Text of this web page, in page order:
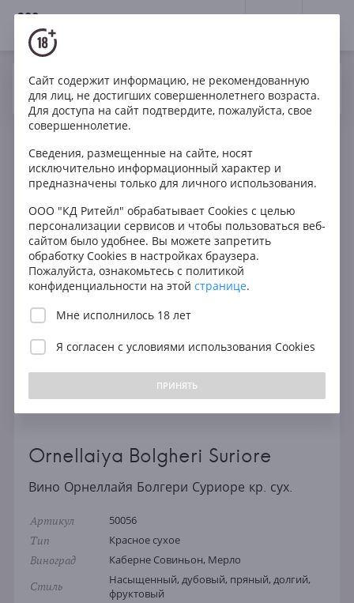
18+
Ваш город Москва ? Да
Вино Красное Сухое
Италия
Ornellaiya Bolgheri Suriore
Ornellaiya Bolgheri Suriore
Вино Орнеллайя Болгери Суриоре кр. сух.
Артикул 50056
Тип Красное сухое
Виноград Каберне Совиньон, Мерло
Стиль
Насыщенный, дубовый, пряный, долгий,
фруктовый
Сайт содержит информацию, не рекомендованную
для лиц, не достигших совершеннолетнего возраста.
Для доступа на сайт подтвердите, пожалуйста, свое
совершеннолетие.
Сведения, размещенные на сайте, носят
исключительно информационный характер и
предназначены только для личного использования.
ООО "КД Ритейл" обрабатывает Cookies с целью
персонализации сервисов и чтобы пользоваться веб-
сайтом было удобнее. Вы можете запретить
обработку Cookies в настройках браузера.
Пожалуйста, ознакомьтесь с политикой
конфиденциальности на этой странице.
Мне исполнилось 18 лет
Я согласен с условиями использования Cookies
ПРИНЯТЬ